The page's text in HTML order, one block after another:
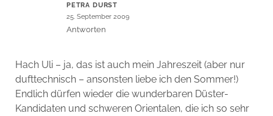
PETRA DURST
25. September 2009
Antworten
Hach Uli – ja, das ist auch mein Jahreszeit (aber nur
dufttechnisch – ansonsten liebe ich den Sommer!)
Endlich dürfen wieder die wunderbaren Düster-
Kandidaten und schweren Orientalen, die ich so sehr